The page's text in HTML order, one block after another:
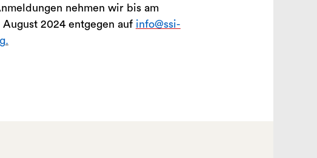
nehmen wir bis am
August 2024 entgegen auf info@ssi-
.